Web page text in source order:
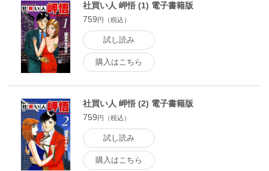
社買い人 岬悟 (1) 電子書籍版
759円（税込）
試し読み
購入はこちら
社買い人 岬悟 (2) 電子書籍版
759円（税込）
試し読み
購入はこちら